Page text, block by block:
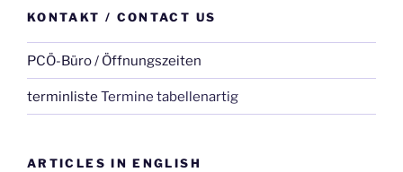
KONTAKT / CONTACT US
PCÖ-Büro / Öffnungszeiten
terminliste Termine tabellenartig
ARTICLES IN ENGLISH